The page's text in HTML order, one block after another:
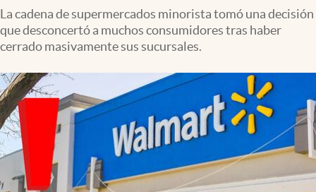
Lifestyle
La cadena de supermercados minorista tomó una decisión
que desconcertó a muchos consumidores tras haber
cerrado masivamente sus sucursales.